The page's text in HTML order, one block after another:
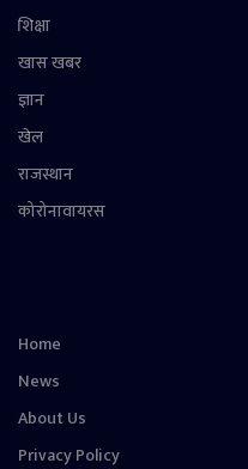
शिक्षा
खास खबर
ज्ञान
खेल
राजस्थान
कोरोनावायरस
Home
News
About Us
Privacy Policy